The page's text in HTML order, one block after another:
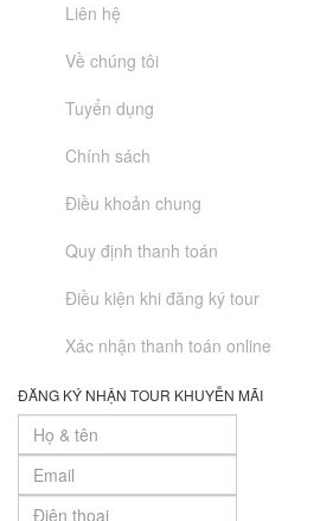
Liên hệ
Về chúng tôi
Tuyển dụng
Chính sách
Điều khoản chung
Quy định thanh toán
Điều kiện khi đăng ký tour
Xác nhận thanh toán online
ĐĂNG KÝ NHẬN TOUR KHUYỄN MÃI